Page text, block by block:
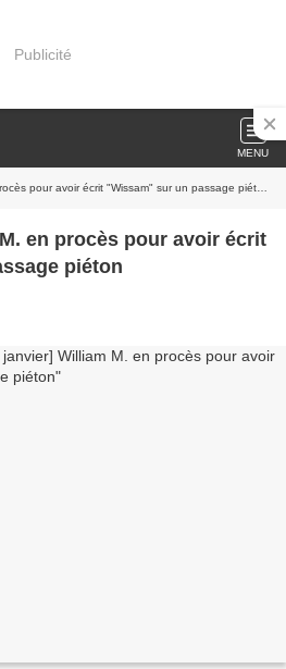
Publicité
MENU
pour avoir écrit "Wissam" sur un passage piéton
en procès pour avoir écrit
piéton